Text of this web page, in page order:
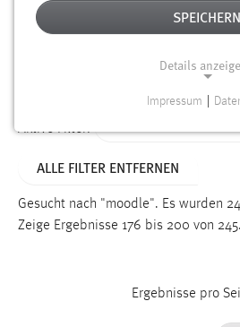
Alter
Aktive Filter:
ALLE FILTER ENTFERNEN
Gesucht nach "moodle". Es wurden
Zeige Ergebnisse 176 bis 200 von 245.
Ergebnisse pro
SPEICHERN
Details
Funktionen und sind für die
Einverständnis
cookie_consent
Impressum